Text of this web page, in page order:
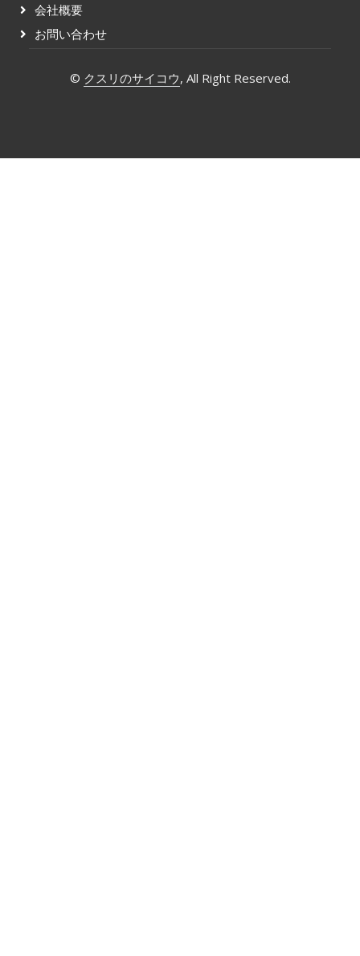
会社概要
お問い合わせ
© クスリのサイコウ, All Right Reserved.